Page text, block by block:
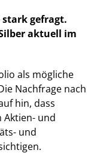
gefragt.
aktuell im
als mögliche
Nachfrage nach
hin, dass
Aktien- und
und